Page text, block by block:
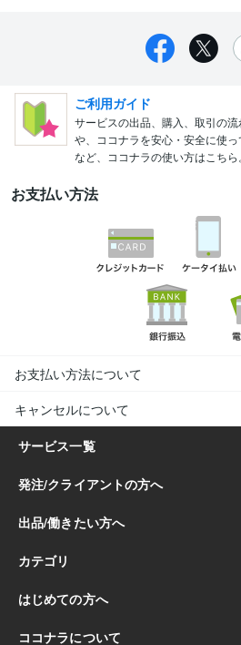
ご利用ガイド
サービスの出品、購入、取引の
や、ココナラを安心・安全に使
など、ココナラの使い方はこちら。
お支払い方法
お支払い方法について
キャンセルについて